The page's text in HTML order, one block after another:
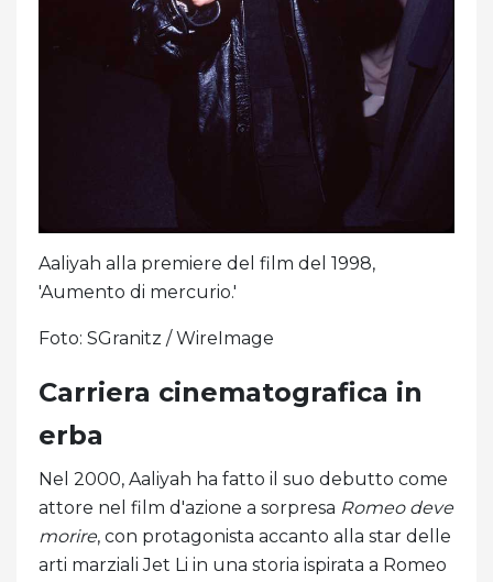
Aaliyah alla premiere del film del 1998,
'Aumento di mercurio.'
Foto: SGranitz / WireImage
Carriera cinematografica in
erba
Nel 2000, Aaliyah ha fatto il suo debutto come
attore nel film d'azione a sorpresa Romeo deve
morire, con protagonista accanto alla star delle
arti marziali Jet Li in una storia ispirata a Romeo